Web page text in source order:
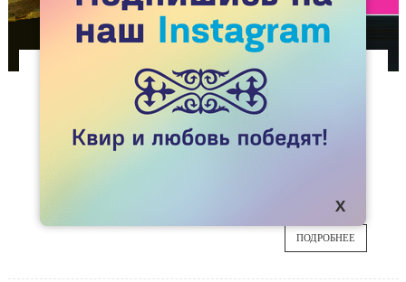
SEX EDUCATION: НЕПОЛНОЕ ОБРАЗОВАНИЕ
07
Голый гетеросексуальный пенис, стыдливый
ПОДРОБНЕЕ